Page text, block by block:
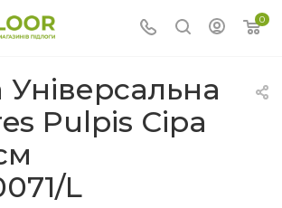
0
Pulpis Сіра
L